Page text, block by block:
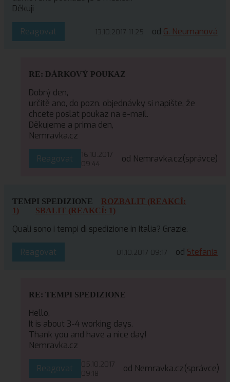
Děkuji
Reagovat 13.10.2017 11:25 od G. Neumanová
RE: DÁRKOVÝ POUKAZ
Dobrý den,
určitě ano, do pozn. objednávky si napište, že
chcete poslat poukaz na e-mail.
Děkujeme a prima den,
Nemravka.cz
Reagovat
16.10.2017
09:44
od Nemravka.cz(správce)
TEMPI SPEDIZIONE
ROZBALIT (REAKCÍ:
1)
SBALIT (REAKCÍ: 1)
Quali sono i tempi di spedizione in Italia? Grazie.
Reagovat 01.10.2017 09:17 od Stefania
RE: TEMPI SPEDIZIONE
Hello,
It is about 3-4 working days.
Thank you and have a nice day!
Nemravka.cz
Reagovat
05.10.2017
09:18
od Nemravka.cz(správce)